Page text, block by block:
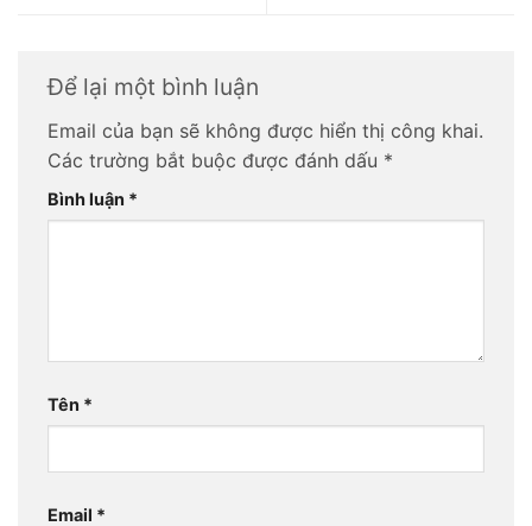
Để lại một bình luận
Email của bạn sẽ không được hiển thị công khai.
Các trường bắt buộc được đánh dấu *
Bình luận *
Tên *
Email *